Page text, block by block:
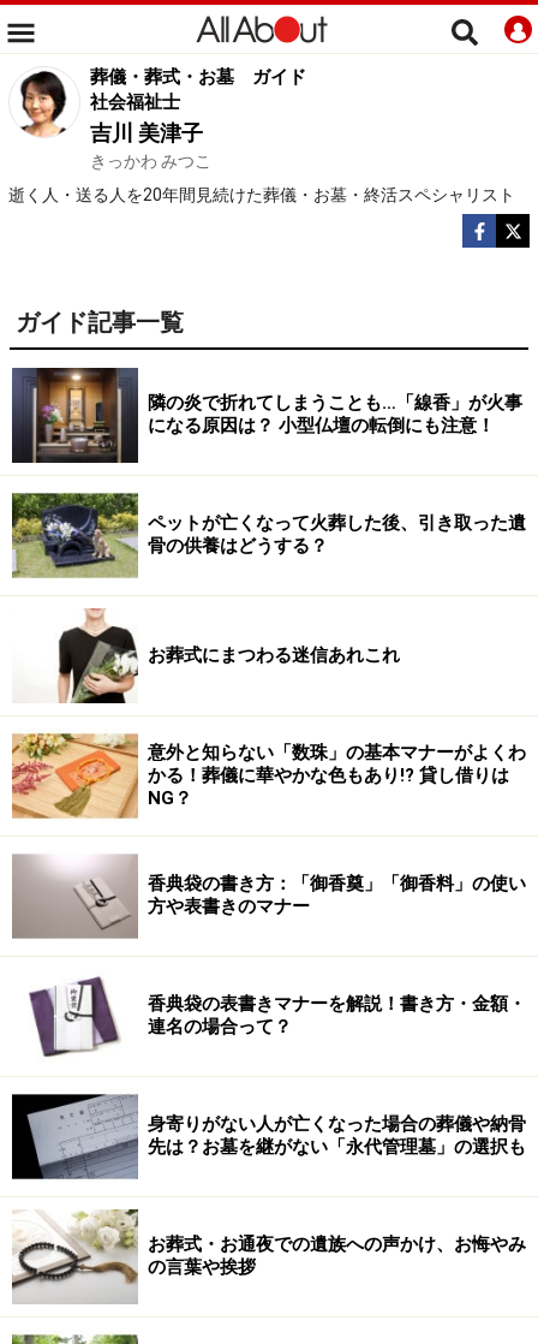
葬儀・葬式・お墓
ガイド
社会福祉士
吉川 美津子
きっかわ みつこ
逝く人・送る人を20年間見続けた葬儀・お墓・終活スペシャリスト
ガイド記事一覧
隣の炎で折れてしまうことも…「線香」が火事
になる原因は？ 小型仏壇の転倒にも注意！
ペットが亡くなって火葬した後、引き取った遺
骨の供養はどうする？
お葬式にまつわる迷信あれこれ
意外と知らない「数珠」の基本マナーがよくわ
かる！葬儀に華やかな色もあり!? 貸し借りは
NG？
香典袋の書き方：「御香奠」「御香料」の使い
方や表書きのマナー
香典袋の表書きマナーを解説！書き方・金額・
連名の場合って？
身寄りがない人が亡くなった場合の葬儀や納骨
先は？お墓を継がない「永代管理墓」の選択も
お葬式・お通夜での遺族への声かけ、お悔やみ
の言葉や挨拶